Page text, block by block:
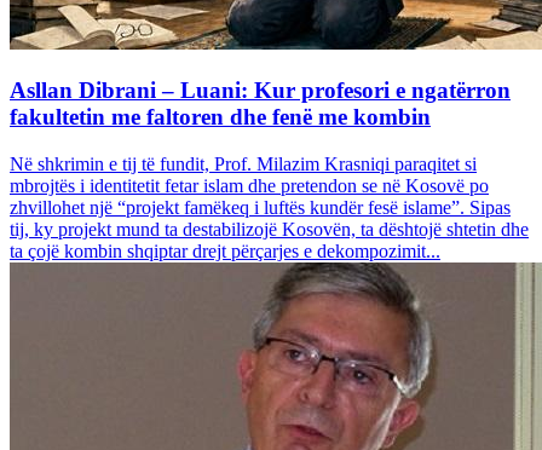
Asllan Dibrani – Luani: Kur profesori e ngatërron
fakultetin me faltoren dhe fenë me kombin
Në shkrimin e tij të fundit, Prof. Milazim Krasniqi paraqitet si
mbrojtës i identitetit fetar islam dhe pretendon se në Kosovë po
zhvillohet një “projekt famëkeq i luftës kundër fesë islame”. Sipas
tij, ky projekt mund ta destabilizojë Kosovën, ta dështojë shtetin dhe
ta çojë kombin shqiptar drejt përçarjes e dekompozimit...